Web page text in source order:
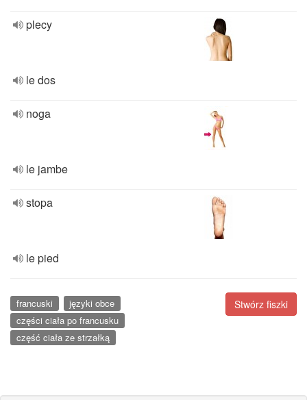
plecy
le dos
noga
le jambe
stopa
le pied
Stwórz fiszki
francuski
języki obce
części ciała po francusku
część ciała ze strzałką